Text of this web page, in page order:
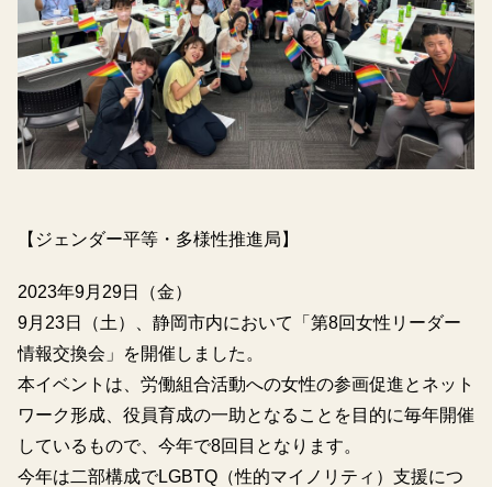
【ジェンダー平等・多様性推進局】
2023年9月29日（金）
9月23日（土）、静岡市内において「第8回女性リーダー
情報交換会」を開催しました。
本イベントは、労働組合活動への女性の参画促進とネット
ワーク形成、役員育成の一助となることを目的に毎年開催
しているもので、今年で8回目となります。
今年は二部構成でLGBTQ（性的マイノリティ）支援につ